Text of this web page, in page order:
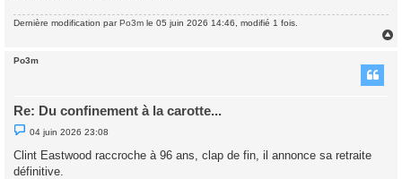
Dernière modification parPo3m le 05 juin 2026 14:46, modifié 1 fois.
Po3m
Re: Du confinement à la carotte...
M
e
s
a
04 juin 2026 23:08
Clint Eastwood raccroche à 96 ans, clap de fin, il annonce sa retraite
définitive.